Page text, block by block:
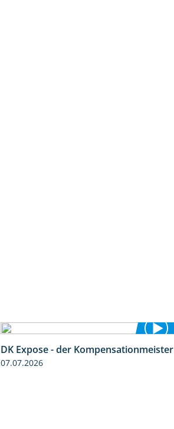
0:56
DK Expose - der Kompensationmeister
07.07.2026